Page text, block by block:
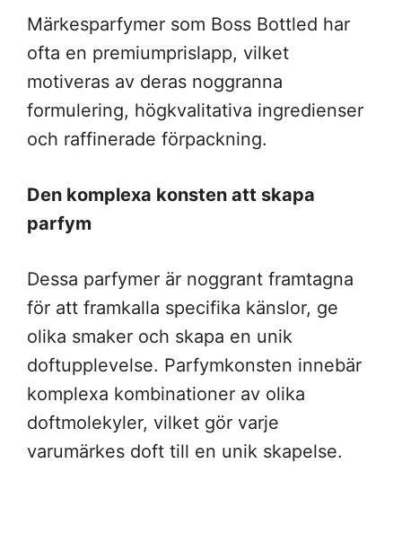
Märkesparfymer som Boss Bottled har
ofta en premiumprislapp, vilket
motiveras av deras noggranna
formulering, högkvalitativa ingredienser
och raffinerade förpackning.
Den komplexa konsten att skapa
parfym
Dessa parfymer är noggrant framtagna
för att framkalla specifika känslor, ge
olika smaker och skapa en unik
doftupplevelse. Parfymkonsten innebär
komplexa kombinationer av olika
doftmolekyler, vilket gör varje
varumärkes doft till en unik skapelse.